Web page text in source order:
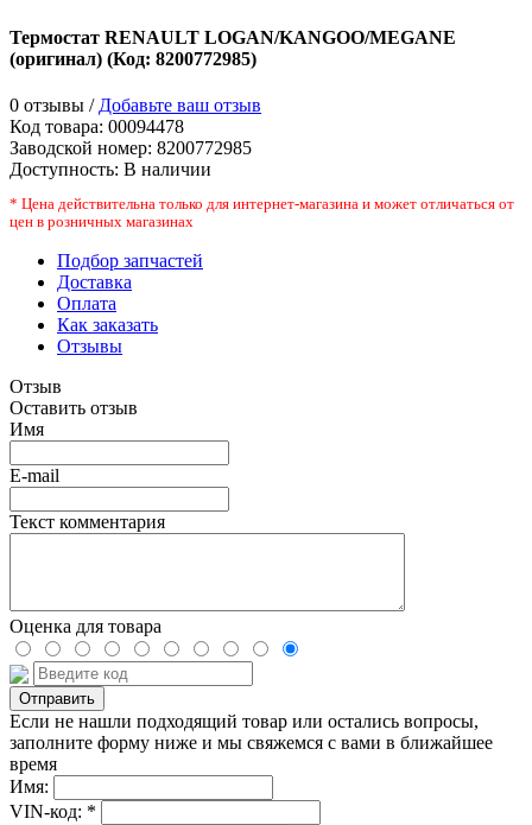
Термостат RENAULT LOGAN/KANGOO/MEGANE
(оригинал) (Код: 8200772985)
0 отзывы / Добавьте ваш отзыв
Код товара: 00094478
Заводской номер: 8200772985
Доступность: В наличии
* Цена действительна только для интернет-магазина и может отличаться от
цен в розничных магазинах
Подбор запчастей
Доставка
Оплата
Как заказать
Отзывы
Отзыв
Оставить отзыв
Имя
E-mail
Текст комментария
Оценка для товара
Если не нашли подходящий товар или остались вопросы,
заполните форму ниже и мы свяжемся с вами в ближайшее
время
Имя:
VIN-код: *